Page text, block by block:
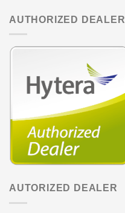
AUTHORIZED DEALER
AUTORIZED DEALER